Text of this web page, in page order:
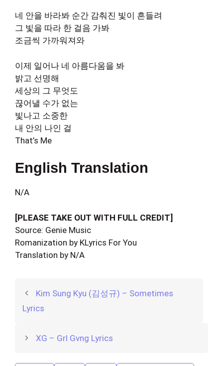
네 안을 바라봐 순간 감춰진 빛이 흔들려
그 빛을 따라 한 걸음 가봐
조금씩 가까워져와
이제 일어나 네 아름다움을 봐
밝고 선명해
세상의 그 무엇도
끊어낼 수가 없는
빛나고 소중한
내 안의 나인 걸
That’s Me
English Translation
N/A
[PLEASE TAKE OUT WITH FULL CREDIT]
Source: Genie Music
Romanization by KLyrics For You
Translation by N/A
Kim Sung Kyu (김성규) – Sometimes
Lyrics
XG – Grl Gvng Lyrics